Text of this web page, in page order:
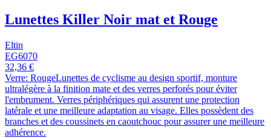
Lunettes Killer Noir mat et Rouge
Eltin
EG6070
32,36 €
Verre: RougeLunettes de cyclisme au design sportif, monture
ultralégère à la finition mate et des verres perforés pour éviter
l'embrument. Verres périphériques qui assurent une protection
latérale et une meilleure adaptation au visage. Elles possèdent des
branches et des coussinets en caoutchouc pour assurer une meilleure
adhérence.